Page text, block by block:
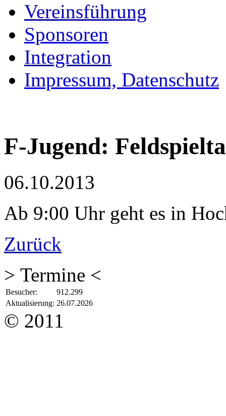
Vereinsführung
Sponsoren
Integration
Impressum, Datenschutz
F-Jugend:
06.10.2013
Ab 9:00 Uhr geht es in
Zurück
> Termine <
Besucher:
912.299
Aktualisierung: 26.07.2026
© 2011